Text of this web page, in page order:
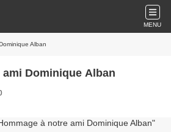
MENU
Alban
Dominique Alban